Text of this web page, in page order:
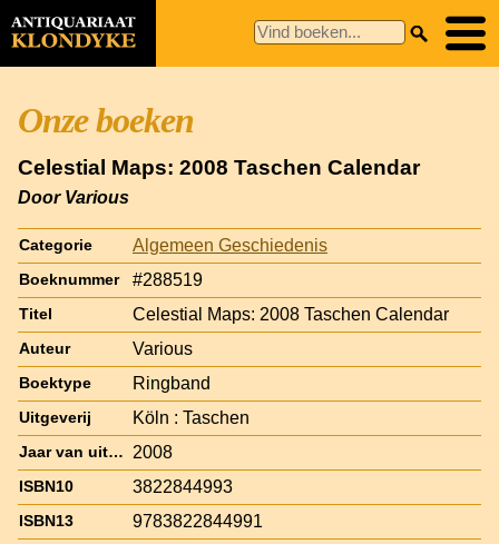
Onze boeken
Celestial Maps: 2008 Taschen Calendar
Door Various
Categorie Algemeen Geschiedenis
Boeknummer #288519
Titel Celestial Maps: 2008 Taschen Calendar
Auteur Various
Boektype Ringband
Uitgeverij Köln : Taschen
Jaar van uitgave 2008
ISBN10 3822844993
ISBN13 9783822844991